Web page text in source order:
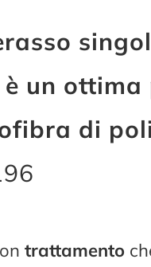
un
di
trattamento